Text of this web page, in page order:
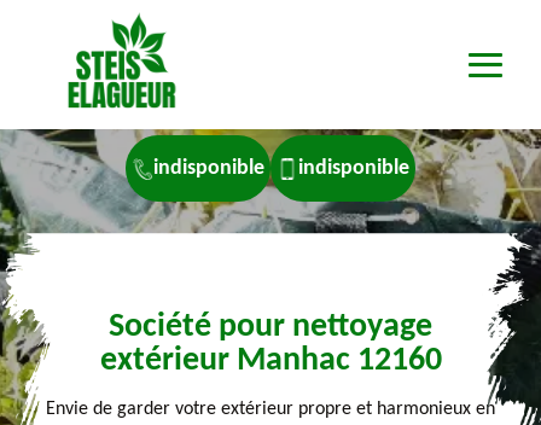
indisponible indisponible
Société pour nettoyage
extérieur Manhac 12160
Envie de garder votre extérieur propre et harmonieux en